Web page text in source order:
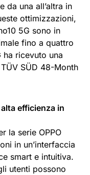
da una all’altra in
ottimizzazioni,
5G sono in
fino a quattro
ha ricevuto una
SÜD 48-Month
efficienza in
la serie OPPO
in un’interfaccia
smart e intuitiva.
utenti possono